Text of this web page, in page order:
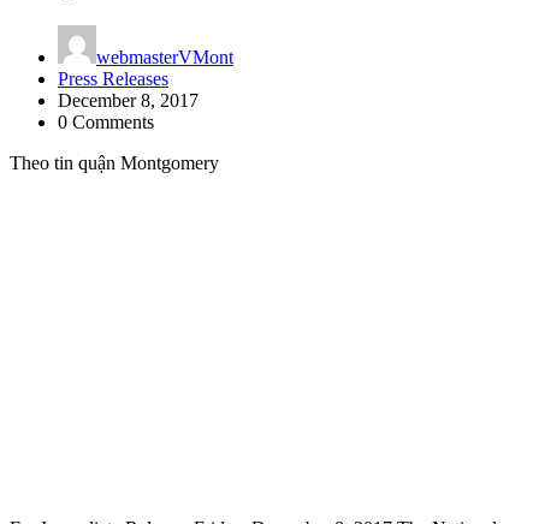
webmasterVMont
Press Releases
December 8, 2017
0 Comments
Theo tin quận Montgomery